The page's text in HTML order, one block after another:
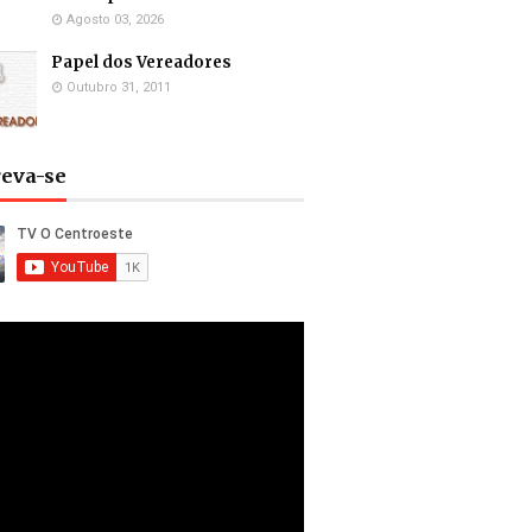
Agosto 03, 2026
Papel dos Vereadores
Outubro 31, 2011
se